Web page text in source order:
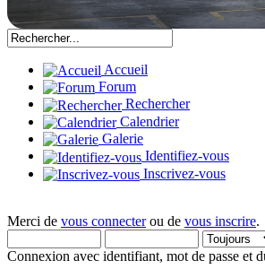
Accueil
Forum
Rechercher
Calendrier
Galerie
Identifiez-vous
Inscrivez-vous
Merci de vous connecterou de vous inscrire.
Connexion avec identifiant, mot de passe et